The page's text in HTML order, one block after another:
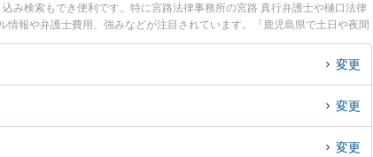
み検索もでき便利です。特に宮路法律事務所の宮路 真行弁護士や樋口法律
報や弁護士費用、強みなどが注目されています。『鹿児島県で土日や夜間
くの弁護士を検索したい』『初回相談無料でFX詐欺を法律相談できる鹿児
変更
変更
変更